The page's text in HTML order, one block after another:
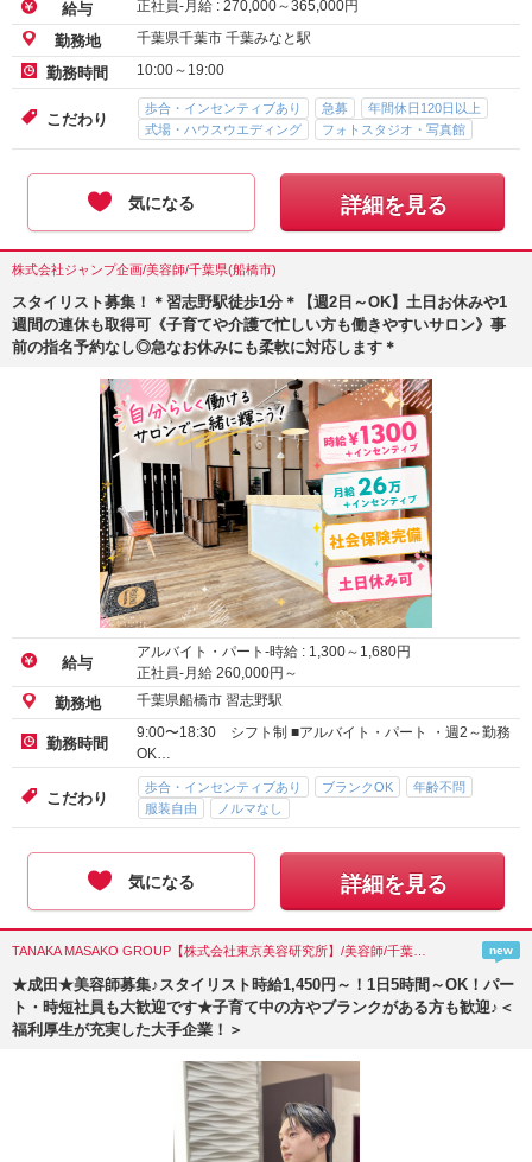
給与 正社員-月給 : 270,000～365,000円
勤務地 千葉県千葉市 千葉みなと駅
勤務時間 10:00～19:00
こだわり
歩合・インセンティブあり 急募
年間休日120日以上
式場・ハウスウエディング
フォトスタジオ・写真館
気になる 詳細を見る
株式会社ジャンプ企画/美容師/千葉県(船橋市)
スタイリスト募集！＊習志野駅徒歩1分＊【週2日～OK】土日お休みや1
週間の連休も取得可《子育てや介護で忙しい方も働きやすいサロン》事
前の指名予約なし◎急なお休みにも柔軟に対応します＊
給与
アルバイト・パート-時給 : 1,300～ 1,680円
正社員-月給 260,000円～
勤務地 千葉県船橋市 習志野駅
勤務時間
9:00〜18:30 シフト制 ■アルバイト・パート ・週2～勤務
OK…
こだわり
歩合・インセンティブあり ブランクOK
年齢不問
服装自由
ノルマなし
気になる 詳細を見る
new
★成田★美容師募集♪スタイリスト時給1,450円～！1日5時間～OK！パー
ト・時短社員も大歓迎です★子育て中の方やブランクがある方も歓迎♪＜
福利厚生が充実した大手企業！＞